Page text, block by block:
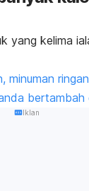
yang kelima
minuman
bertambah
Iklan